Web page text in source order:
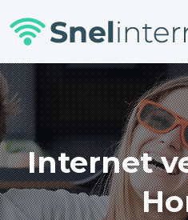
Skip
to
content
Internet